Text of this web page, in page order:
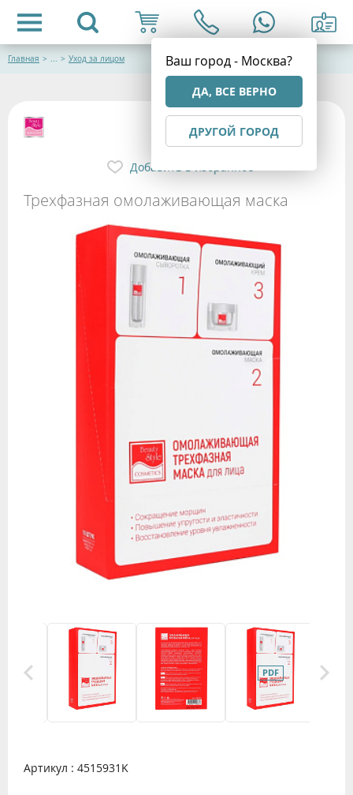
Ваш город - Москва?
ДА, ВСЕ ВЕРНО
ДРУГОЙ ГОРОД
Главная > ... > Уход за лицом
Трехфазная омолаживающая маска
Добавить в избранное
Артикул : 4515931K